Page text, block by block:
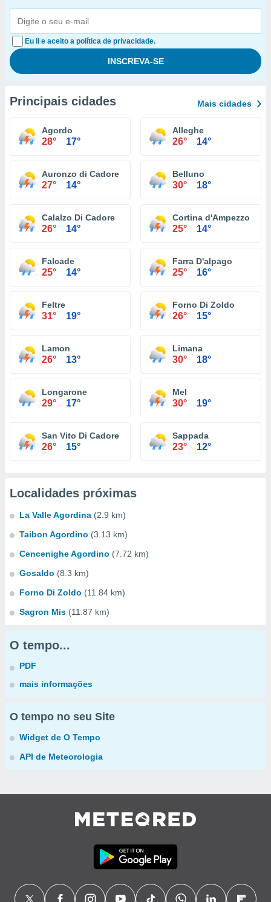
Eu li e aceito a política de privacidade.
Principais cidades Mais cidades
Agordo
28° 17°
Alleghe
26° 14°
Auronzo di Cadore
27° 14°
Belluno
30° 18°
Calalzo Di Cadore
26° 14°
Cortina d'Ampezzo
25° 14°
Falcade
25° 14°
Farra D'alpago
25° 16°
Feltre
31° 19°
Forno Di Zoldo
26° 15°
Lamon
26° 13°
Limana
30° 18°
Longarone
29° 17°
Mel
30° 19°
San Vito Di Cadore
26° 15°
Sappada
23° 12°
Localidades próximas
La Valle Agordina (2.9 km)
Taibon Agordino (3.13 km)
Cencenighe Agordino (7.72 km)
Gosaldo (8.3 km)
Forno Di Zoldo (11.84 km)
Sagron Mis (11.87 km)
O tempo...
PDF
mais informações
O tempo no seu Site
Widget de O Tempo
API de Meteorologia